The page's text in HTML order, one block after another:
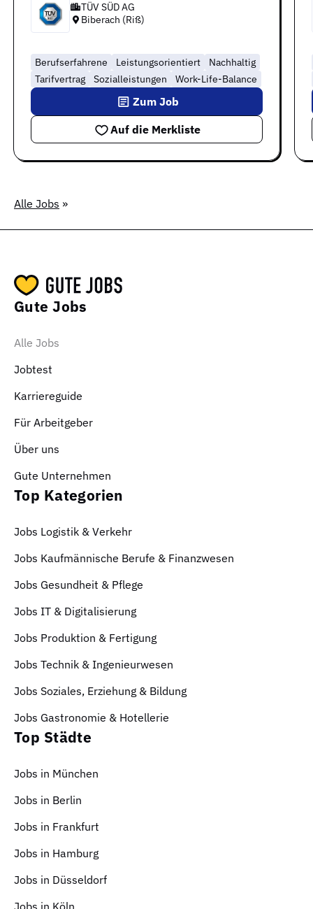
TÜV SÜD AG
Biberach (Riß)
Berufserfahrene Leistungsorientiert
Nachhaltig
Tarifvertrag
Sozialleistungen Work-Life-Balance
Auf die Merkliste
Zum Job
Alle Jobs »
Gute Jobs
Alle Jobs
Jobtest
Karriereguide
Für Arbeitgeber
Über uns
Gute Unternehmen
Top Kategorien
Jobs Logistik & Verkehr
Jobs Kaufmännische Berufe & Finanzwesen
Jobs Gesundheit & Pflege
Jobs IT & Digitalisierung
Jobs Produktion & Fertigung
Jobs Technik & Ingenieurwesen
Jobs Soziales, Erziehung & Bildung
Jobs Gastronomie & Hotellerie
Top Städte
Jobs in München
Jobs in Berlin
Jobs in Frankfurt
Jobs in Hamburg
Jobs in Düsseldorf